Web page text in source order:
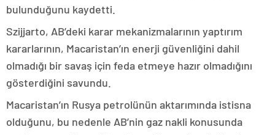
bulunduğunu kaydetti.
Szijjarto, AB’deki karar mekanizmalarının yaptırım
kararlarının, Macaristan’ın enerji güvenliğini dahil
olmadığı bir savaş için feda etmeye hazır olmadığını
gösterdiğini savundu.
Macaristan’ın Rusya petrolünün aktarımında istisna
olduğunu, bu nedenle AB’nin gaz nakli konusunda